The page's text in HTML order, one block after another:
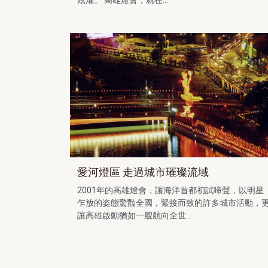
愛河燈區 走過城市璀璨流域
2001年的高雄燈會，讓海洋首都初試啼聲，以明星
乍放的姿態驚豔全國，緊接而致的許多城市活動，
讓高雄啟動猶如一艘航向全世...